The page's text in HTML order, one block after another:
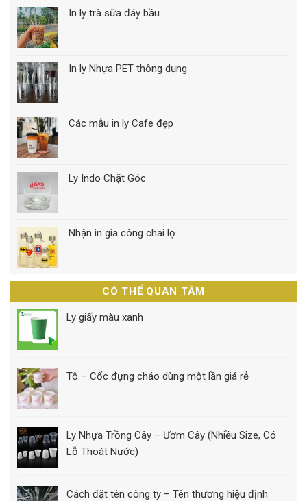
In ly trà sữa đáy bầu
In ly Nhựa PET thông dụng
Các mẫu in ly Cafe đẹp
Ly Indo Chặt Góc
Nhận in gia công chai lọ
CÓ THỂ QUAN TÂM
Ly giấy màu xanh
Tô – Cốc đựng cháo dùng một lần giá rẻ
Ly Nhựa Trồng Cây – Ươm Cây (Nhiều Size, Có
Lỗ Thoát Nước)
Cách đặt tên công ty – Tên thương hiệu định